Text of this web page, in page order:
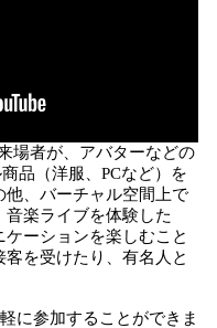
場者が、アバターなどの
品（洋服、PCなど）を
、バーチャル空間上で
楽ライブを体験した
ーションを楽しむこと
を受けたり、有名人と
に参加することができま